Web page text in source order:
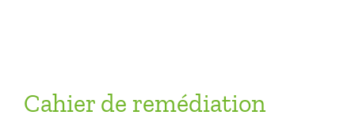
Cahier de remédiation